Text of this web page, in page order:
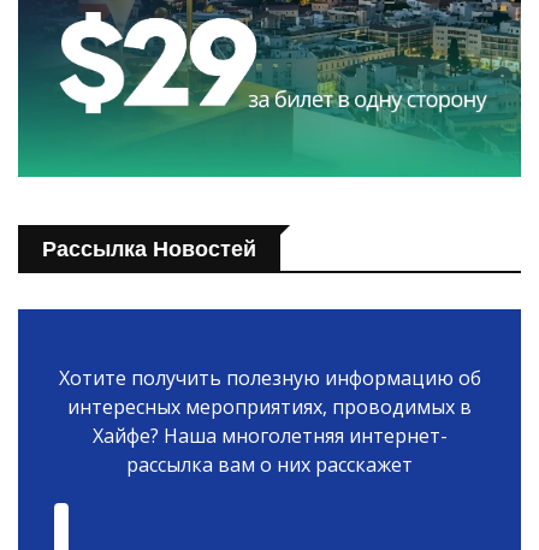
Рассылка Новостей
Хотите получить полезную информацию об
интересных мероприятиях, проводимых в
Хайфе? Наша многолетняя интернет-
рассылка вам о них расскажет